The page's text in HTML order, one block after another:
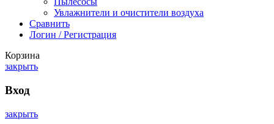
Увлажнители и очистители воздуха
Сравнить
Логин / Регистрация
Корзина
закрыть
Вход
закрыть